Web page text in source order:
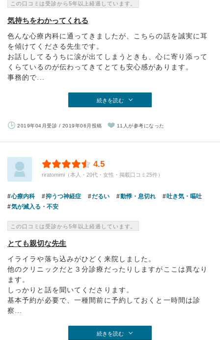
この口コミは受診から5年以上経過しています。
気持ちをわかってくれる
色んな心療内科に通ってきましたが、こちらの話を誠実に耳
を傾けてくださる先生です。
お話ししてるうちに涙が出てしまうときも、心に寄り添って
くらているのが伝わってきてとても安心感があります。
事務的で...
続きを読む
2019年04月受診 / 2019年06月投稿 11人が参考になった
4.5
riratomimi（本人・20代・女性・掲載口コミ25件）
心療内科 抑うつ神経症 だるい 動悸・息切れ
吐き気・嘔吐
気が滅入る・不安
この口コミは受診から5年以上経過しています。
とても親切な先生
イライラや落ち込みがひどく来院しました。
他のクリニックだと３分診療だったりしますがここは異なり
ます。
しっかりと話を聞いてくださります。
基本予約が必要で、一種間前に予約しておくと一時間は診
察...
続きを読む